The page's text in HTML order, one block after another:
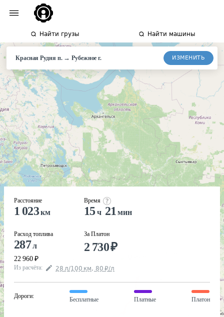
Найти грузы Найти машины
Красная Рудня п.→Рубежное г. ИЗМЕНИТЬ
Расстояние
1 023км
Расход топлива
287л
22 960 ₽
Время
15 ч 21 мин
За Платон
2 730₽
Из расчёта: 28 л/100 км, 80 ₽/л
Дороги:
Бесплатные Платные Платон